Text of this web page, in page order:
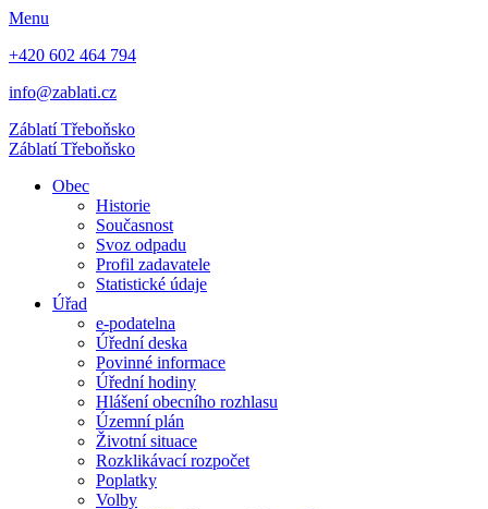
Menu
+420 602 464 794
info@zablati.cz
ZáblatíTřeboňsko
ZáblatíTřeboňsko
Obec
Historie
Současnost
Svoz odpadu
Profil zadavatele
Statistické údaje
Úřad
e-podatelna
Úřední deska
Povinné informace
Úřední hodiny
Hlášení obecního rozhlasu
Územní plán
Životní situace
Rozklikávací rozpočet
Poplatky
Volby